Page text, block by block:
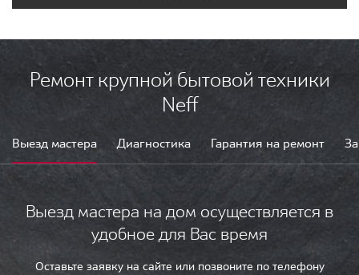
Ремонт крупной бытовой техники
Neff
Выезд мастера Диагностика Гарантия на ремонт
Выезд мастера на дом осуществляется в
удобное для Вас время
Оставьте заявку на сайте или позвоните по телефону